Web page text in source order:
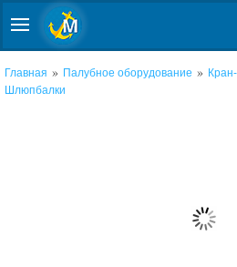
Главная » Палубное оборудование »
Шлюпбалки